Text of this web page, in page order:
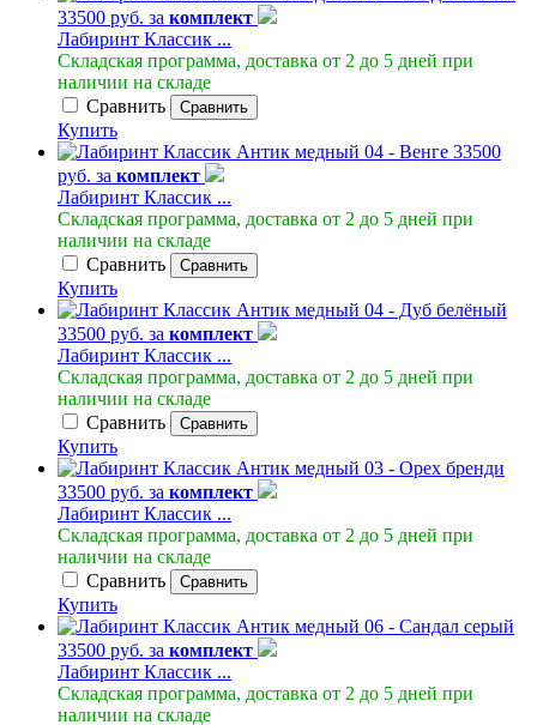
33500 руб. за комплект
Лабиринт Классик ...
Складская программа, доставка от 2 до 5 дней при
наличии на складе
Сравнить
Сравнить
Купить
33500
руб. за комплект
Лабиринт Классик ...
Складская программа, доставка от 2 до 5 дней при
наличии на складе
Сравнить
Сравнить
Купить
33500 руб. за комплект
Лабиринт Классик ...
Складская программа, доставка от 2 до 5 дней при
наличии на складе
Сравнить
Сравнить
Купить
33500 руб. за комплект
Лабиринт Классик ...
Складская программа, доставка от 2 до 5 дней при
наличии на складе
Сравнить
Сравнить
Купить
33500 руб. за комплект
Лабиринт Классик ...
Складская программа, доставка от 2 до 5 дней при
наличии на складе